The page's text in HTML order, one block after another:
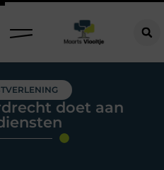
doet aan